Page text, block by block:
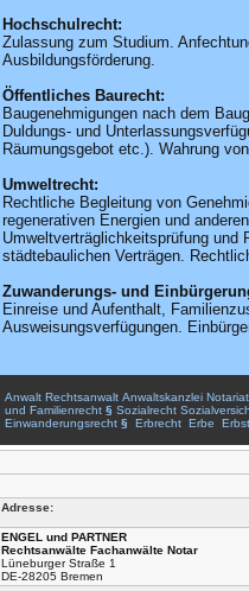
Hochschulrecht:
Zulassung zum Studium.
Ausbildungsförderung.
Öffentliches Baurecht:
Baugenehmigungen nach dem
Duldungs- und
Räumungsgebot etc.). Wahrung
Umweltrecht:
Rechtliche Begleitung von
regenerativen Energien und
Umweltverträglichkeitsprüfung und
städtebaulichen Verträgen.
Zuwanderungs- und
Einreise und Aufenthalt,
Ausweisungsverfügungen.
Anwalt Rechtsanwalt Anwaltskanzlei Notariat
und Familienrecht § Sozialrecht
Einwanderungsrecht § Erbrecht Erbe
Adresse:
ENGEL und PARTNER
Rechtsanwälte Fachanwälte Notar
Lüneburger Straße 1
DE-28205 Bremen